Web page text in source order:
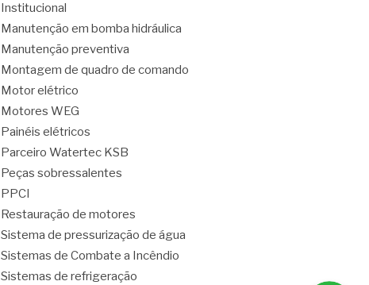
Institucional
Manutenção em bomba hidráulica
Manutenção preventiva
Montagem de quadro de comando
Motor elétrico
Motores WEG
Painéis elétricos
Parceiro Watertec KSB
Peças sobressalentes
PPCI
Restauração de motores
Sistema de pressurização de água
Sistemas de Combate a Incêndio
Sistemas de refrigeração